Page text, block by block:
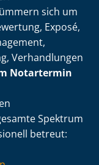
sich um
Exposé,
Verhandlungen
Notartermin
Spektrum
betreut: